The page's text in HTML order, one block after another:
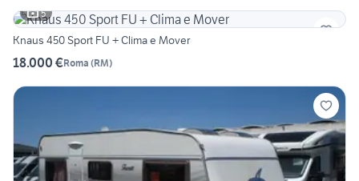
5
Knaus 450 Sport FU + Clima e Mover
18.000 €Roma (RM)